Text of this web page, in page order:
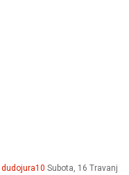
dudojura10 Subota, 16 Travanj